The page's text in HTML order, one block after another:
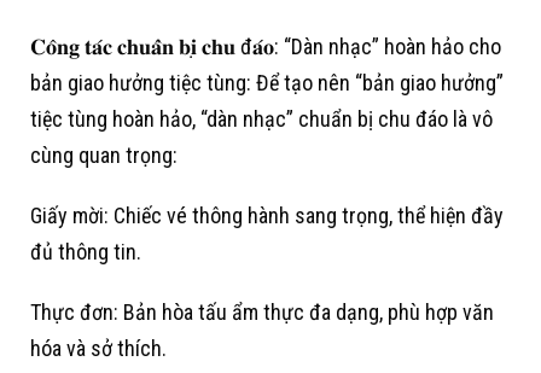
𝐂𝐨̂𝐧𝐠 𝐭𝐚́𝐜 𝐜𝐡𝐮𝐚̂̉𝐧 𝐛𝐢̣ 𝐜𝐡𝐮 đ𝐚́𝐨: “Dàn nhạc” hoàn hảo cho
bản giao hưởng tiệc tùng: Để tạo nên “bản giao hưởng”
tiệc tùng hoàn hảo, “dàn nhạc” chuẩn bị chu đáo là vô
cùng quan trọng:
Giấy mời: Chiếc vé thông hành sang trọng, thể hiện đầy
đủ thông tin.
Thực đơn: Bản hòa tấu ẩm thực đa dạng, phù hợp văn
hóa và sở thích.